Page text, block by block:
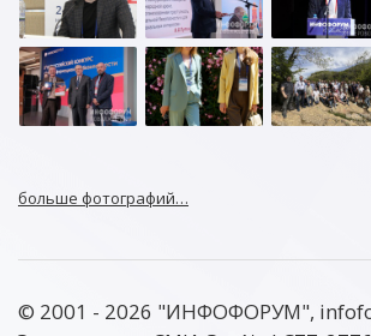
больше фотографий…
© 2001 - 2026 "ИНФОФОРУМ",